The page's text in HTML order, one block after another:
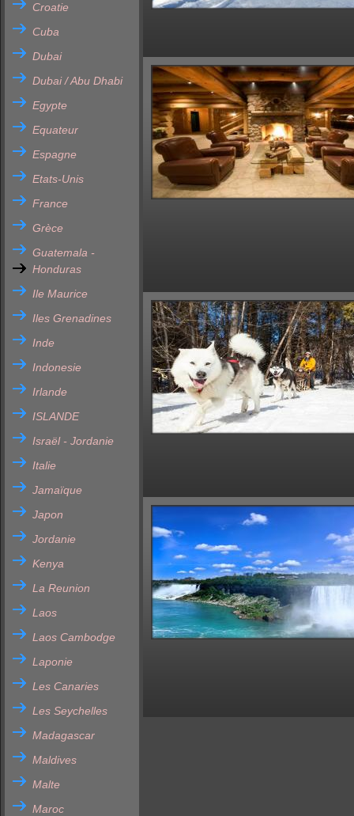
Croatie
Cuba
Dubai
Dubai / Abu Dhabi
Egypte
Equateur
Espagne
Etats-Unis
France
Grèce
Guatemala -
Honduras
Ile Maurice
Iles Grenadines
Inde
Indonesie
Irlande
ISLANDE
Israël - Jordanie
Italie
Jamaïque
Japon
Jordanie
Kenya
La Reunion
Laos
Laos Cambodge
Laponie
Les Canaries
Les Seychelles
Madagascar
Maldives
Malte
Maroc